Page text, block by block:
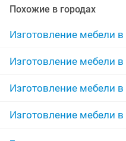
реставрация ремонт
сборка мебели любой
компьютерный стол
реставрация диванов
Похожие в городах
Изготовление мебели в
Изготовление мебели
Изготовление мебели в
Изготовление мебели